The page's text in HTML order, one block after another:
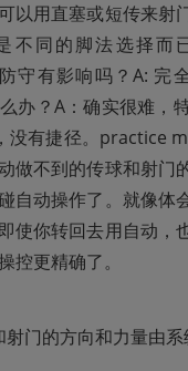
以用直塞或短传来射
不同的脚法选择而
守有影响吗？A: 完
办？A：确实很难，
没有捷径。practice
做不到的传球和射门
自动操作了。就像体
使你转回去用自动，
控更精确了。
射门的方向和力量由